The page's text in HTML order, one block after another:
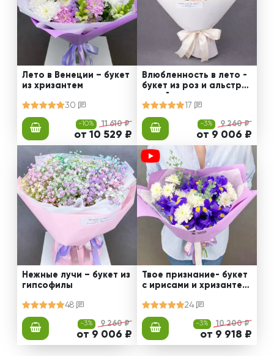
Лето в Венеции – букет
из хризантем
30
-10% 11 610 ₽
от 10 529 ₽
Влюбленность в лето -
букет из роз и альстро
мерий
17
-3% 9 260 ₽
от 9 006 ₽
Нежные лучи – букет из
гипсофилы
48
-3% 9 260 ₽
от 9 006 ₽
Твое признание- букет
с ирисами и хризантем
24
-3% 10 200 ₽
от 9 918 ₽